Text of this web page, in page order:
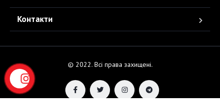
Контакти
© 2022. Всі права захищені.